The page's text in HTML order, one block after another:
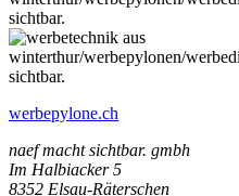
werbepylone.ch
naef macht sichtbar. gmbh
Im Halbiacker 5
8352 Elsau-Räterschen